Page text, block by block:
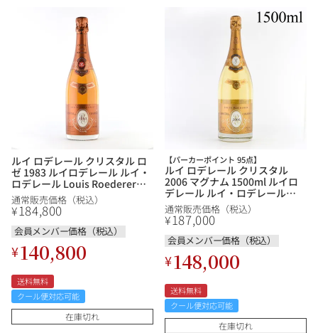
ルイ ロデレール クリスタル ロ
ゼ 1983 ルイロデレール ルイ・
ロデレール Louis Roederer
Cristal Rose フランス シャンパ
ン シャンパーニュ
通常販売価格（税込）
¥184,800
会員メンバー価格（税込）
¥140,800
送料無料
クール便対応可能
在庫切れ
【パーカーポイント 95点】
ルイ ロデレール クリスタル
2006 マグナム 1500ml ルイロ
デレール ルイ・ロデレール
Louis Roederer Cristal フラン
ス シャンパン シャンパーニュ
通常販売価格（税込）
¥187,000
会員メンバー価格（税込）
¥148,000
送料無料
クール便対応可能
在庫切れ